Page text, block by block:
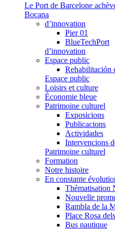
Le Port de Barcelone
Bocana
d’innovation
Pier 01
BlueTechPort
d’innovation
Espace public
Rehabilitación
Espace public
Loisirs et culture
Économie bleue
Patrimoine culturel
Exposicions
Publicacions
Actividades
Intervencions
Patrimoine culturel
Formation
Notre histoire
En constante
Thématisation
Nouvelle
Rambla de la
Place Rosa
Bus nautique